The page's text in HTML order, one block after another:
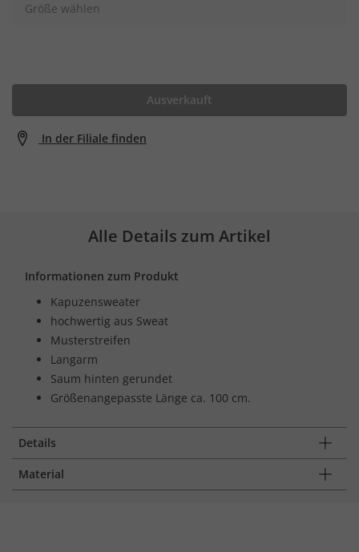
Größe wählen
Ausverkauft
In der Filiale finden
Alle Details zum Artikel
Informationen zum Produkt
Kapuzensweater
hochwertig aus Sweat
Musterstreifen
Langarm
Saum hinten gerundet
Größenangepasste Länge ca. 100 cm.
Details
Material